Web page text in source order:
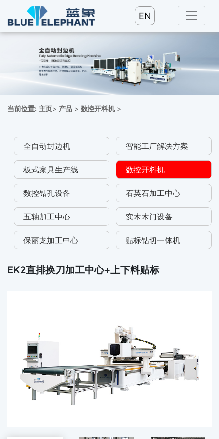
EN
当前位置: 主页> 产品 > 数控开料机>
全自动封边机 智能工厂解决方案
板式家具生产线 数控开料机
数控钻孔设备 石英石加工中心
五轴加工中心 实木木门设备
保丽龙加工中心 贴标钻切一体机
EK2直排换刀加工中心+上下料贴标